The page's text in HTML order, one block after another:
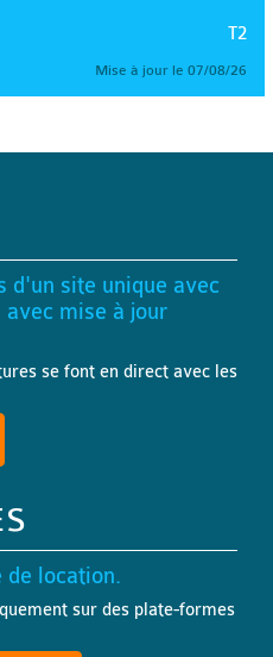
T2
Mise à jour le 07/08/26
d'un site unique avec
mise à jour
se font en direct avec les
de location.
sur des plate-formes